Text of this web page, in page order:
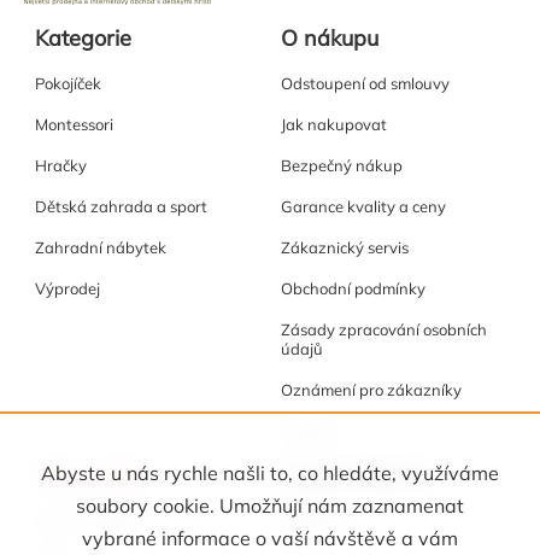
Abyste u nás rychle našli to, co hledáte, využíváme
soubory cookie. Umožňují nám zaznamenat
vybrané informace o vaší návštěvě a vám
Kategorie
Pokojíček
Montessori
Hračky
Dětská zahrada a sport
Zahradní nábytek
Výprodej
O nákupu
Odstoupení od smlouvy
Jak nakupovat
Bezpečný nákup
Garance kvality a ceny
Zákaznický servis
Obchodní podmínky
Zásady zpracování osobních
údajů
Oznámení pro zákazníky
Akce a tipy
Akční nabídka
Osobní kabinet
Registrace